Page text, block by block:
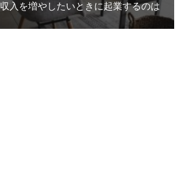
入を増やしたいときに起業するのは